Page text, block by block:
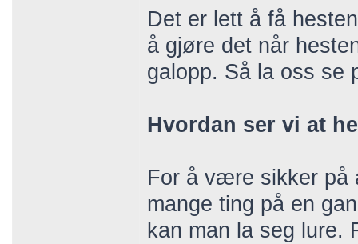
Det er lett å få
å gjøre det når
galopp. Så la oss se
Hvordan ser vi at
For å være sikker på
mange ting på en
kan man la seg lure.